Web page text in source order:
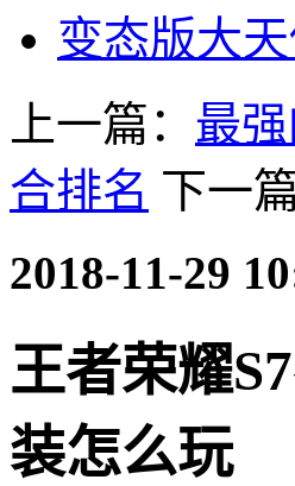
变态版大天
上一篇： 最
合排名 下一篇
2018-11-29
王者荣耀
装怎么玩